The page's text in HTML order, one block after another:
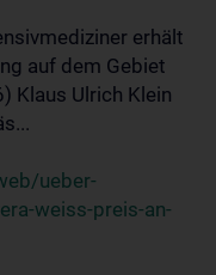
erhält
auf dem Gebiet
Klaus Ulrich Klein
ueber-
weiss-preis-an-